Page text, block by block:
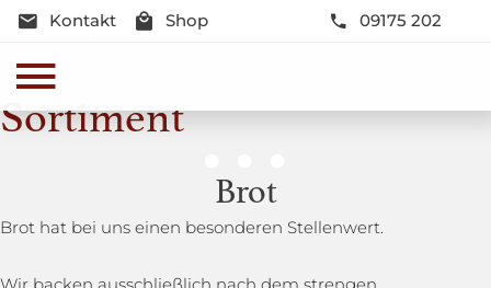
Kontakt Shop 09175 202
Sortiment
Genussmomente
Herzhaft oder süß - Beste Qualität und Frische sind
Brot
Brot hat bei uns einen besonderen Stellenwert.